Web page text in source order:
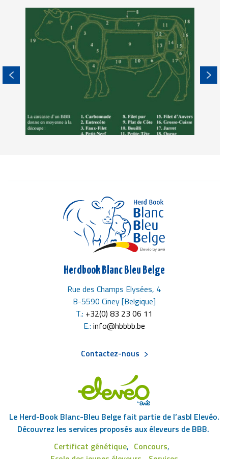
Image
Herdbook Blanc Bleu Belge
Rue des Champs Elysées, 4
B-5590 Ciney [Belgique]
T.: +32(0) 83 23 06 11
E.: info@hbbbb.be
de
Contactez-nous
Le Herd-Book Blanc-Bleu Belge fait partie de l’asbl Elevéo.
Découvrez les services proposés aux éleveurs de BBB.
Certificat génétique
Concours